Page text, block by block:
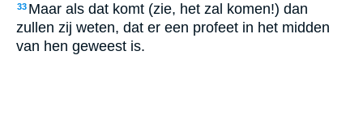
33 Maar als dat komt (zie, het zal komen!) dan
zullen zij weten, dat er een profeet in het midden
van hen geweest is.